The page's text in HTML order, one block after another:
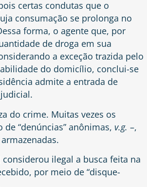
certas condutas que o
consumação se prolonga no
forma, o agente que, por
de droga em sua
a exceção trazida pelo
do domicílio, conclui-se
admite a entrada de
do crime. Muitas vezes os
“denúncias” anônimas, v.g. –,
considerou ilegal a busca feita na
por meio de “disque-